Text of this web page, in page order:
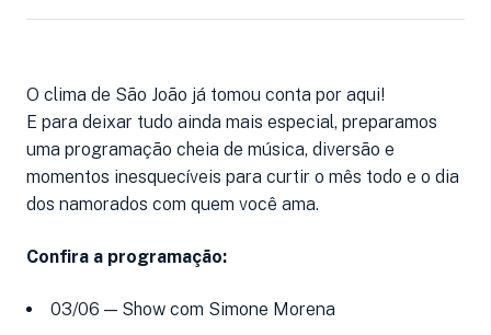
O clima de São João já tomou conta por aqui!
E para deixar tudo ainda mais especial, preparamos
uma programação cheia de música, diversão e
momentos inesquecíveis para curtir o mês todo e o dia
dos namorados com quem você ama.
Confira a programação:
03/06 — Show com Simone Morena